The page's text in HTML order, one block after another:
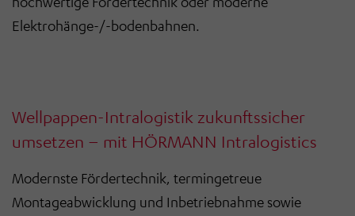
Elektrohänge-/-bodenbahnen.
Wellpappen-Intralogistik zukunftssicher
umsetzen – mit HÖRMANN Intralogistics
Modernste Fördertechnik, termingetreue
Montageabwicklung und Inbetriebnahme sowie